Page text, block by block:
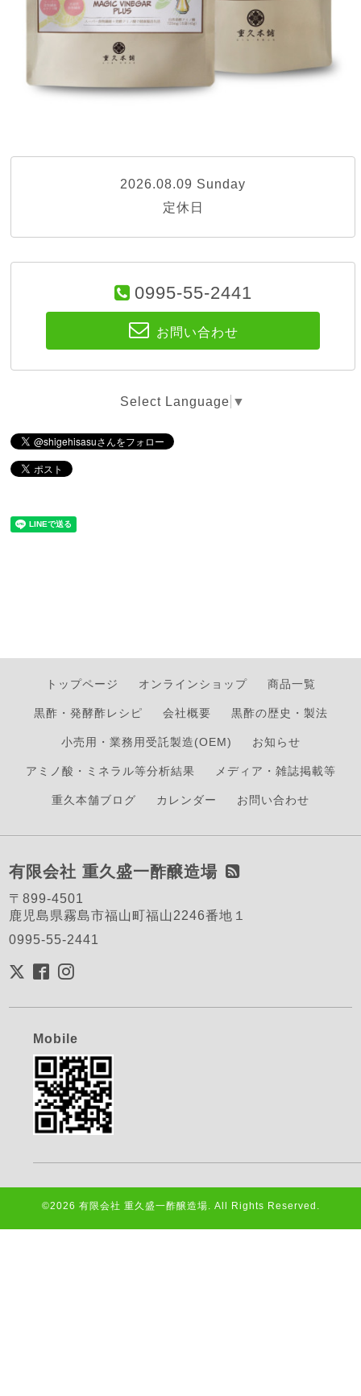
2026.08.09 Sunday
定休日
0995-55-2441
お問い合わせ
Select Language ▼
トップページ オンラインショップ 商品一覧
黒酢・発酵酢レシピ 会社概要 黒酢の歴史・製法
小売用・業務用受託製造(OEM) お知らせ
アミノ酸・ミネラル等分析結果 メディア・雑誌掲載等
重久本舗ブログ カレンダー お問い合わせ
有限会社 重久盛一酢醸造場
〒899-4501
鹿児島県霧島市福山町福山2246番地１
0995-55-2441
Mobile
©2026 有限会社 重久盛一酢醸造場. All Rights Reserved.